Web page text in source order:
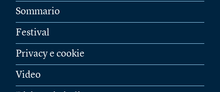
Sommario
Festival
Privacy e cookie
Video